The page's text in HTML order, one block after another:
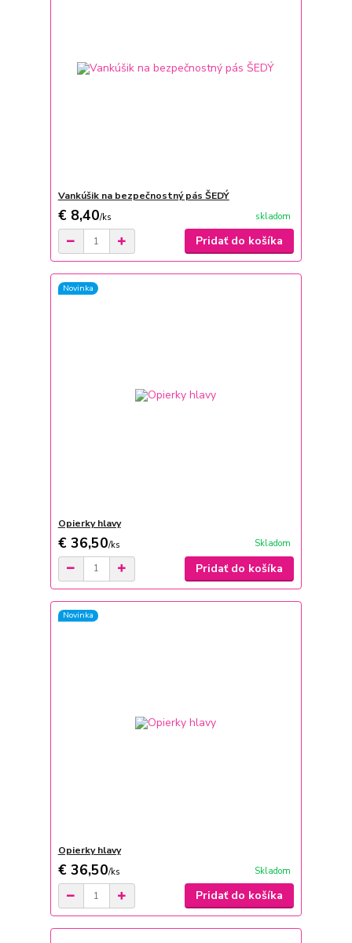
Vankúšik na bezpečnostný pás ŠEDÝ
€ 8,40/ks skladom
Pridať do košíka
Novinka
Opierky hlavy
€ 36,50/ks Skladom
Pridať do košíka
Novinka
Opierky hlavy
€ 36,50/ks Skladom
Pridať do košíka